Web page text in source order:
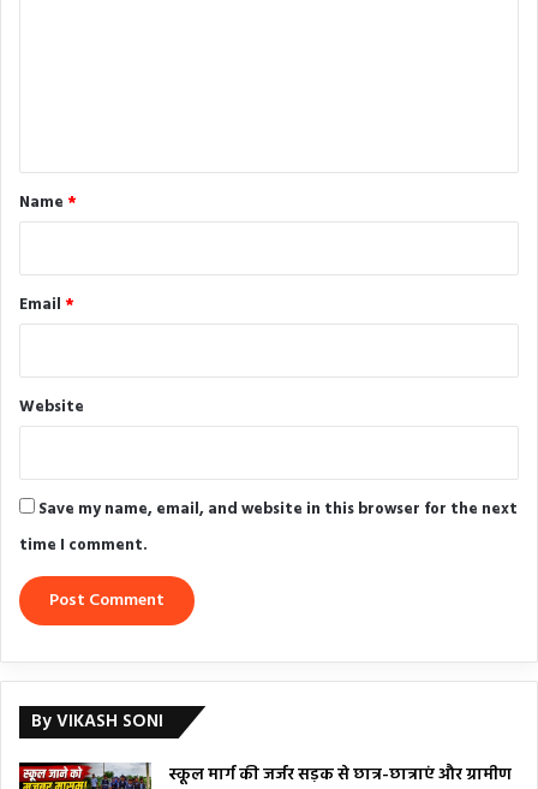
*
Name *
Email *
Website
Save my name, email, and website in this browser for the next
time I comment.
By VIKASH SONI
स्कूल मार्ग की जर्जर सड़क से छात्र-छात्राएं और ग्रामीण